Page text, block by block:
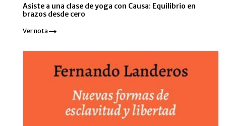
Asiste a una clase de yoga con Causa: Equilibrio en
brazos desde cero
Ver nota